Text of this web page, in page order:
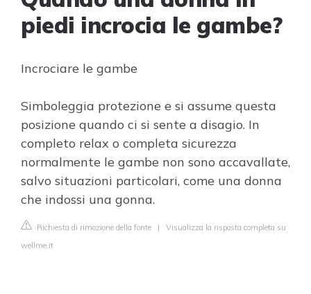
piedi incrocia le gambe?
Incrociare le gambe
Simboleggia protezione e si assume questa
posizione quando ci si sente a disagio. In
completo relax o completa sicurezza
normalmente le gambe non sono accavallate,
salvo situazioni particolari, come una donna
che indossi una gonna.
Richiesta di rimozione della fonte | Visualizza la risposta completa su
wellme.it